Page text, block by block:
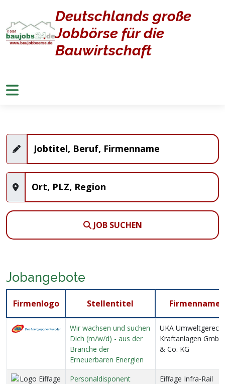
Deutschlands große
Jobbörse für die
Bauwirtschaft
Jobangebote
Home
Stellenangebote
JOB SUCHEN
Jobangebote
Firmenlogo Stellentitel Firmenname
Wir wachsen und suchen
Dich (m/w/d) - aus der
Branche der
Erneuerbaren Energien
UKA
Kraftanlagen GmbH
& Co. KG
Personaldisponent
Eiffage Infra-Rail